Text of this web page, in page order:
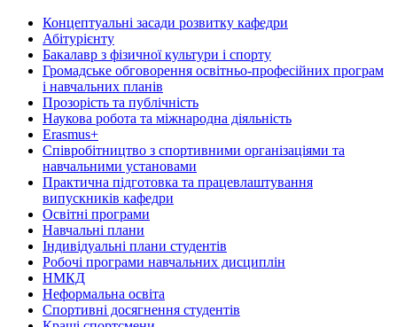
Концептуальні засади розвитку кафедри
Абітурієнту
Бакалавр з фізичної культури і спорту
Громадське обговорення освітньо-професійних програм
і навчальних планів
Прозорість та публічність
Наукова робота та міжнародна діяльність
Erasmus+
Співробітництво з спортивними організаціями та
навчальними установами
Практична підготовка та працевлаштування
випускників кафедри
Освітні програми
Навчальні плани
Індивідуальні плани студентів
Робочі програми навчальних дисциплін
НМКД
Неформальна освіта
Спортивні досягнення студентів